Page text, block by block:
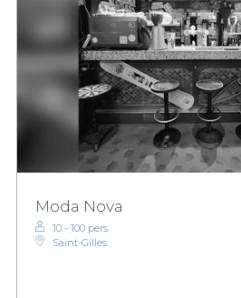
Moda Nova
10 - 100 pers.
Saint-Gilles